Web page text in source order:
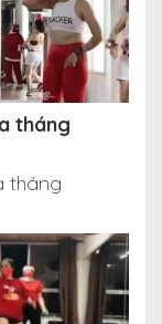
tháng
tháng